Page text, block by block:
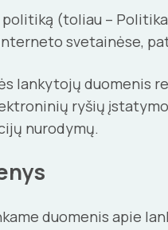
(toliau –
svetainėse,
lankytojų duomenis
ryšių
nurodymų.
duomenis apie